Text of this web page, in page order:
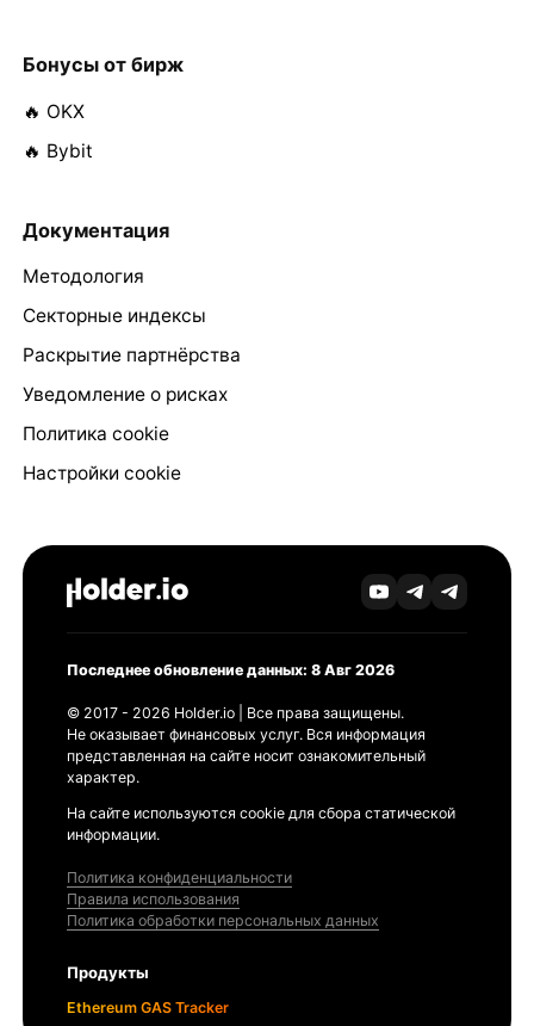
Бонусы от бирж
🔥 OKX
🔥 Bybit
Документация
Методология
Секторные индексы
Раскрытие партнёрства
Уведомление о рисках
Политика cookie
Настройки cookie
Последнее обновление данных: 8 Авг 2026
© 2017 - 2026 Holder.io | Все права защищены.
Не оказывает финансовых услуг. Вся информация
представленная на сайте носит ознакомительный
характер.
На сайте используются cookie для сбора статической
информации.
Политика конфиденциальности
Правила использования
Политика обработки персональных данных
Продукты
Ethereum GAS Tracker